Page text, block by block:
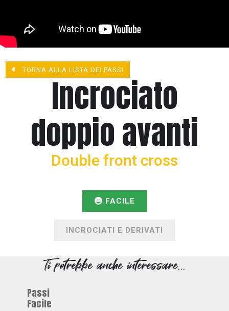
TORNA ALLA LISTA DEI PASSI
Incrociato
doppio avanti
Double front cross
FACILE
INCROCIATI E DERIVATI
Ti potrebbe anche interessare...
Passi
Facile